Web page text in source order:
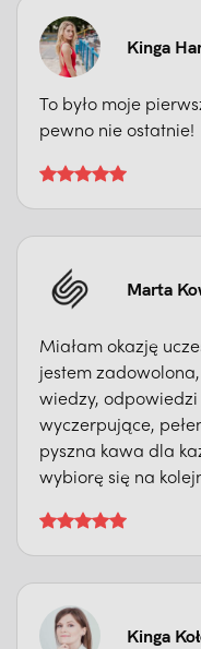
Kinga
To było moje
pewno nie ostatnie!
Marta
Miałam okazję
jestem
wiedzy,
wyczerpujące,
pyszna kawa dla
wybiorę się na
Kinga